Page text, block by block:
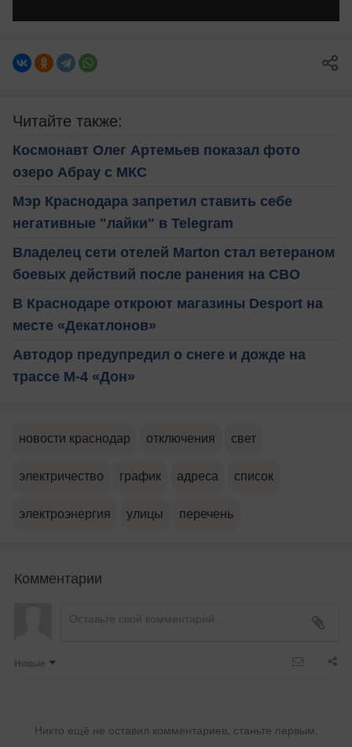
Читайте также:
Космонавт Олег Артемьев показал фото
озеро Абрау с МКС
Мэр Краснодара запретил ставить себе
негативные "лайки" в Telegram
Владелец сети отелей Marton стал ветераном
боевых действий после ранения на СВО
В Краснодаре откроют магазины Desport на
месте «Декатлонов»
Автодор предупредил о снеге и дожде на
трассе М-4 «Дон»
новости краснодар отключения свет
электричество график адреса список
электроэнергия улицы перечень
Комментарии
Новые
Никто ещё не оставил комментариев, станьте первым.